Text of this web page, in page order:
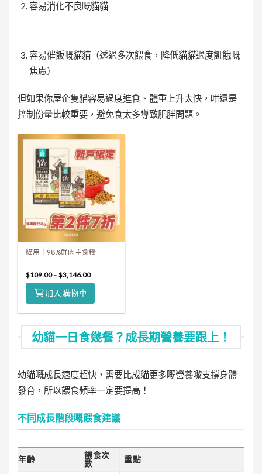
容易消化不良嘅貓貓
容易催飯嘅貓貓（透過多次餵食，降低貓貓過度飢餓嘅
焦慮）
但如果你屋企隻貓容易過度進食、體重上升太快，咁還是
控制份量比較重要，避免食太多導致肥胖問題。
貓用｜98%鮮肉主食糧
$109.00–$3,146.00
加入購物車
幼貓一日食幾餐？成長期營養要跟上！
幼貓嘅成長速度超快，需要比成貓更多嘅營養嚟支撐身體
發育，所以餵食頻率一定要提高！
不同成長階段嘅餵食建議
年齡
餵食次
數
重點